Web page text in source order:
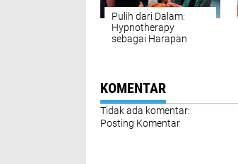
Pulih dari Dalam:
Hypnotherapy
sebagai Harapan
KOMENTAR
Tidak ada komentar:
Posting Komentar